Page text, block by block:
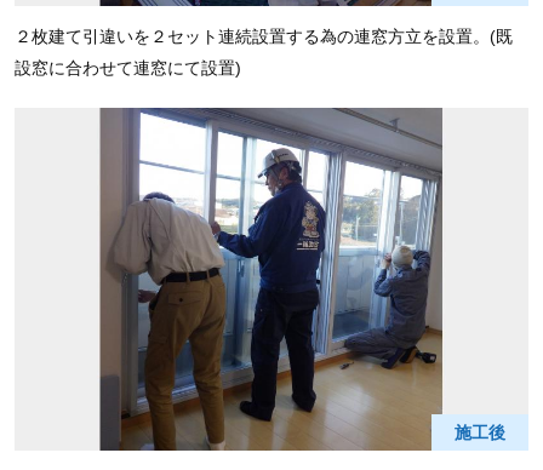
２枚建て引違いを２セット連続設置する為の連窓方立を設置。(既
設窓に合わせて連窓にて設置)
施工後